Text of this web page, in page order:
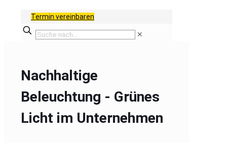
Termin vereinbaren
✕
Nachhaltige
Beleuchtung - Grünes
Licht im Unternehmen